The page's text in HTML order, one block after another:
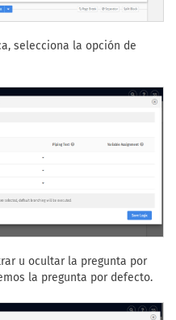
selecciona la opción de
u ocultar la pregunta por
la pregunta por defecto.